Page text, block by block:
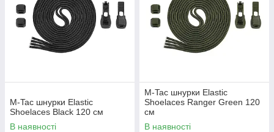
M-Tac шнурки Elastic
Shoelaces Black 120 см
В наявності
M-Tac шнурки Elastic
Shoelaces Ranger Green 120
см
В наявності